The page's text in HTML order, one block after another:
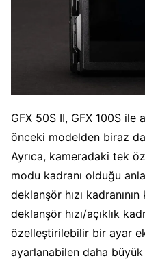
GFX 50S II, GFX 100S ile
önceki modelden biraz
Ayrıca, kameradaki tek
modu kadranı olduğu
deklanşör hızı
deklanşör hızı/açıklık
özelleştirilebilir bir ayar
ayarlanabilen daha